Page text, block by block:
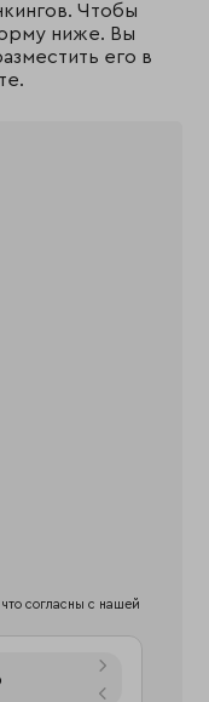
Чтобы
ниже. Вы
его в
согласны с нашей